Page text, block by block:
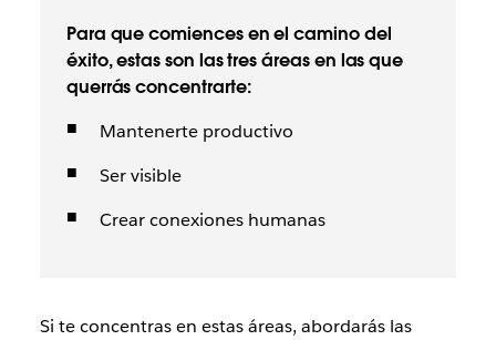
Para que comiences en el camino del
éxito, estas son las tres áreas en las que
querrás concentrarte:
Mantenerte productivo
Ser visible
Crear conexiones humanas
Si te concentras en estas áreas, abordarás las